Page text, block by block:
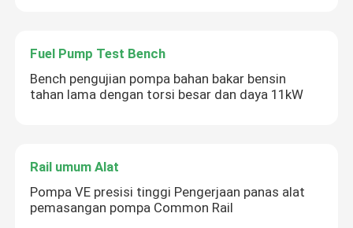
Fuel Pump Test Bench
Bench pengujian pompa bahan bakar bensin
tahan lama dengan torsi besar dan daya 11kW
Rail umum Alat
Pompa VE presisi tinggi Pengerjaan panas alat
pemasangan pompa Common Rail